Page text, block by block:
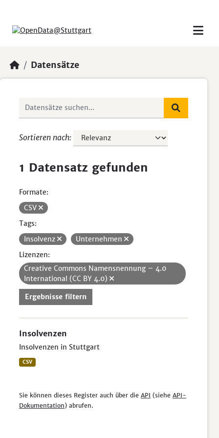
Datensätze
Sortieren nach
1 Datensatz gefunden
Formate:
CSV
Tags:
Insolvenz
Unternehmen
Lizenzen:
Creative Commons Namensnennung – 4.0
International (CC BY 4.0)
Ergebnisse filtern
Insolvenzen
Insolvenzen in Stuttgart
CSV
Sie können dieses Register auch über die API (siehe API-
Dokumentation) abrufen.